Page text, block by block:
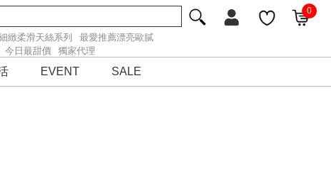
0
EVENT SALE
緻柔滑天絲系列
最愛推薦漂亮歐膩
今日最甜價 獨家代理